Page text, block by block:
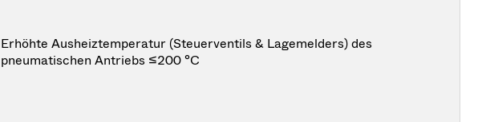
Erhöhte Ausheiztemperatur (Steuerventils & Lagemelders) des
pneumatischen Antriebs ≤200 °C